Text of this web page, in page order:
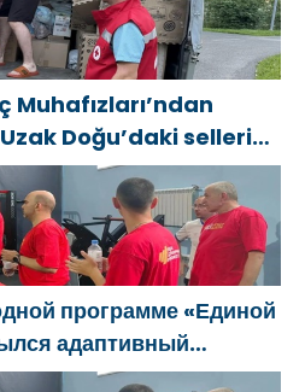
Muhafızları’ndan
Doğu’daki sellerin
kaldırmaya yardımcı
программе «Единой
адаптивный